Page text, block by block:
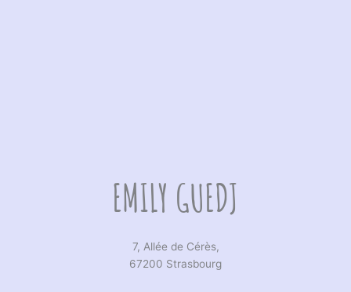
EMILY GUEDJ
7, Allée de Cérès,
67200 Strasbourg